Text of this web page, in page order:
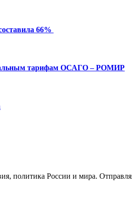
66%
тарифам ОСАГО – РОМИР
политика России и мира.